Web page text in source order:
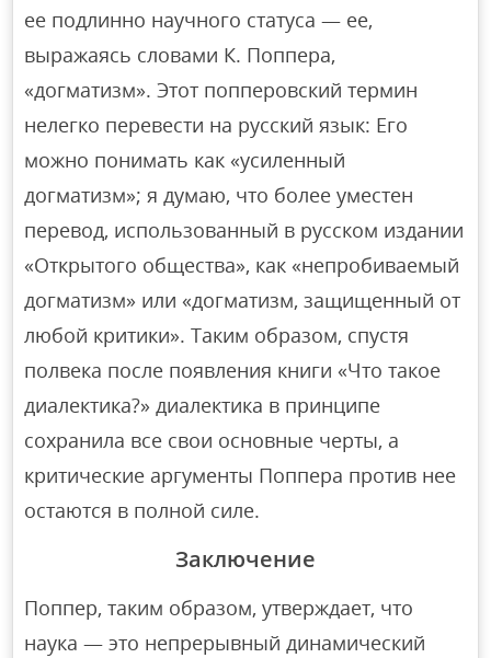
ее подлинно научного статуса — ее,
выражаясь словами К. Поппера,
«догматизм». Этот попперовский термин
нелегко перевести на русский язык: Его
можно понимать как «усиленный
догматизм»; я думаю, что более уместен
перевод, использованный в русском издании
«Открытого общества», как «непробиваемый
догматизм» или «догматизм, защищенный от
любой критики». Таким образом, спустя
полвека после появления книги «Что такое
диалектика?» диалектика в принципе
сохранила все свои основные черты, а
критические аргументы Поппера против нее
остаются в полной силе.
Заключение
Поппер, таким образом, утверждает, что
наука — это непрерывный динамический